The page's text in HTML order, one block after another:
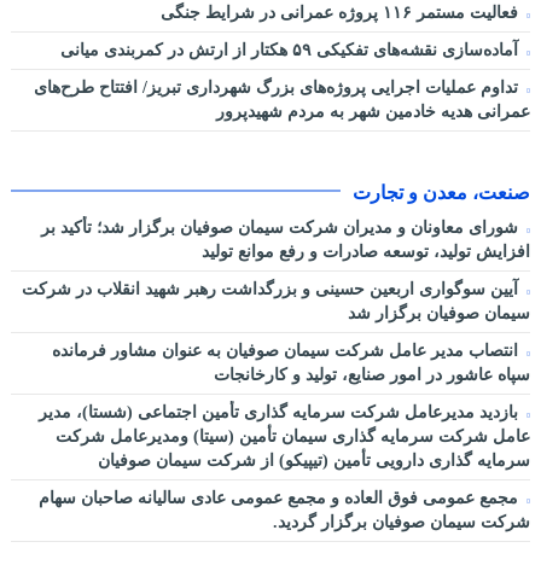
فعالیت مستمر ۱۱۶ پروژه عمرانی در شرایط جنگی
آماده‌سازی نقشه‌های تفکیکی ۵۹ هکتار از ارتش در کمربندی میانی
تداوم عملیات اجرایی پروژه‌های بزرگ شهرداری تبریز/ افتتاح طرح‌های
عمرانی هدیه خادمین شهر به مردم شهیدپرور
صنعت، معدن و تجارت
شورای معاونان و مدیران شرکت سیمان صوفیان برگزار شد؛ تأکید بر
افزایش تولید، توسعه صادرات و رفع موانع تولید
آیین سوگواری اربعین حسینی و بزرگداشت رهبر شهید انقلاب در شرکت
سیمان صوفیان برگزار شد
انتصاب مدیر عامل شرکت سیمان صوفیان به عنوان مشاور فرمانده
سپاه عاشور در امور صنایع، تولید و کارخانجات
بازدید مدیرعامل شرکت سرمایه گذاری تأمین اجتماعی (شستا)، مدیر
عامل شرکت سرمایه گذاری سیمان تأمین (سیتا) ومدیرعامل شرکت
سرمایه گذاری دارویی تأمین (تیپیکو) از شرکت سیمان صوفیان
مجمع عمومی فوق العاده و مجمع عمومی عادی سالیانه صاحبان سهام
شرکت سیمان صوفیان برگزار گردید.